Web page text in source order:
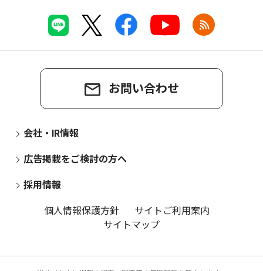
お問い合わせ
会社・IR情報
広告掲載をご検討の方へ
採用情報
個人情報保護方針
サイトご利用案内
サイトマップ